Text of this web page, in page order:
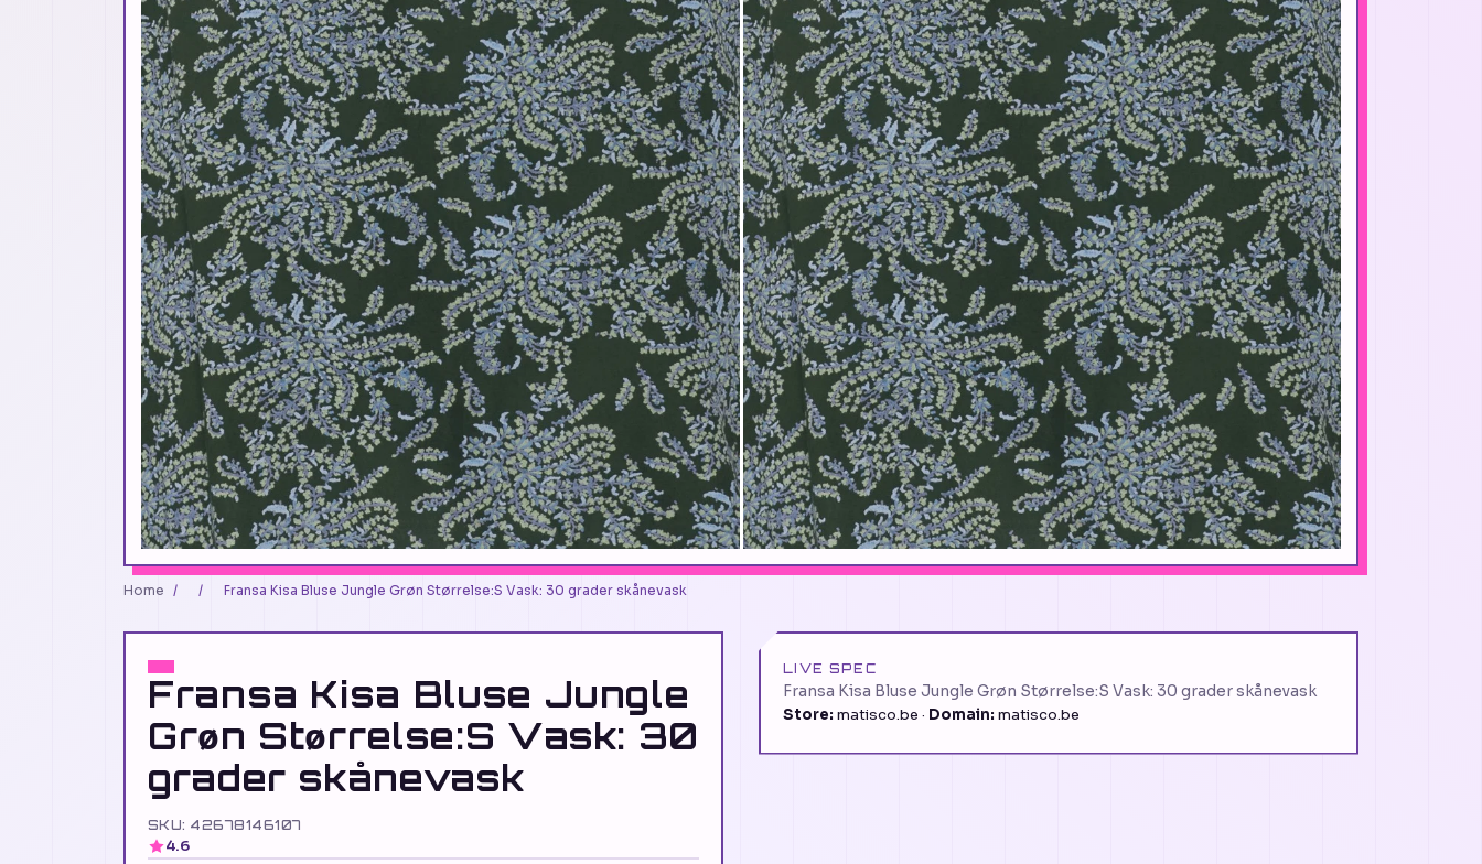
Home / / Fransa Kisa Bluse Jungle Grøn Størrelse:S Vask: 30 grader skånevask
Fransa Kisa Bluse Jungle
Grøn Størrelse:S Vask: 30
grader skånevask
SKU: 42678146107
4.6
LIVE SPEC
Fransa Kisa Bluse Jungle Grøn Størrelse:S Vask: 30 grader skånevask
Store: matisco.be · Domain: matisco.be